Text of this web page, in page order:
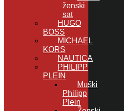
ženski
sat
HUGO
BOSS
MICHAEL
KORS
NAUTICA
PHILIPP
PLEIN
Muški
Philipp
Plein